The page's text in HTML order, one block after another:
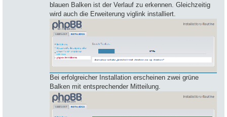
blauen Balken ist der Verlauf zu erkennen. Gleichzeitig
wird auch die Erweiterung viglink installiert.
Bei erfolgreicher Installation erscheinen zwei grüne
Balken mit entsprechender Mitteilung.